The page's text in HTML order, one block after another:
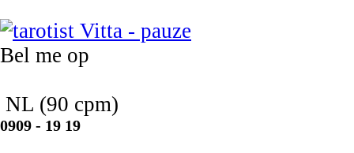
Bel me op
NL (90 cpm)
0909 - 19 19